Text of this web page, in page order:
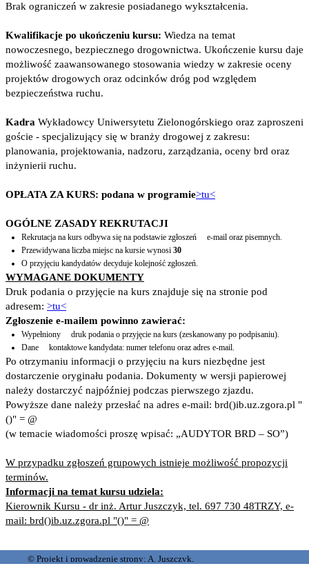
Brak ograniczeń w zakresie posiadanego wykształcenia.
Kwalifikacje po ukończeniu kursu: Wiedza na temat
nowoczesnego, bezpiecznego drogownictwa. Ukończenie kursu daje
możliwość zaawansowanego stosowania wiedzy w zakresie oceny
projektów drogowych oraz odcinków dróg pod względem
bezpieczeństwa ruchu.
Kadra Wykładowcy Uniwersytetu Zielonogórskiego oraz zaproszeni
goście - specjalizujący się w branży drogowej z zakresu:
planowania, projektowania, nadzoru, zarządzania, oceny brd oraz
inżynierii ruchu.
OPŁATA ZA KURS: podana w programie>tu<
OGÓLNE ZASADY REKRUTACJI
Rekrutacja na kurs odbywa się na podstawie zgłoszeń e-mail oraz pisemnych.
Przewidywana liczba miejsc na kursie wynosi 30
O przyjęciu kandydatów decyduje kolejność zgłoszeń.
WYMAGANE DOKUMENTY
Druk podania o przyjęcie na kurs znajduje się na stronie pod
adresem: >tu<
Zgłoszenie e-mailem powinno zawierać:
Wypełniony druk podania o przyjęcie na kurs (zeskanowany po podpisaniu).
Dane kontaktowe kandydata: numer telefonu oraz adres e-mail.
Po otrzymaniu informacji o przyjęciu na kurs niezbędne jest
dostarczenie oryginału podania. Dokumenty w wersji papierowej
należy dostarczyć najpóźniej podczas pierwszego zjazdu.
Powyższe dane należy przesłać na adres e-mail: brd()ib.uz.zgora.pl "
()" = @
(w temacie wiadomości proszę wpisać: „AUDYTOR BRD – SO”)
W przypadku zgłoszeń grupowych istnieje możliwość propozycji
terminów.
Informacji na temat kursu udziela:
Kierownik Kursu - dr inż. Artur Juszczyk, tel. 697 730 48TRZY, e-
mail: brd()ib.uz.zgora.pl "()" = @
© Projekt i prowadzenie strony: A. Juszczyk,